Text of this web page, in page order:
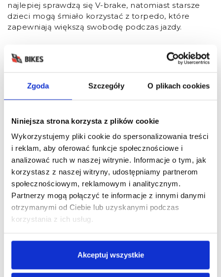
Zgoda Szczegóły O plikach cookies
Niniejsza strona korzysta z plików cookie
Wykorzystujemy pliki cookie do spersonalizowania treści
i reklam, aby oferować funkcje społecznościowe i
analizować ruch w naszej witrynie. Informacje o tym, jak
korzystasz z naszej witryny, udostępniamy partnerom
społecznościowym, reklamowym i analitycznym.
Partnerzy mogą połączyć te informacje z innymi danymi
otrzymanymi od Ciebie lub uzyskanymi podczas
korzystania z ich usług.
Akceptuj wszystkie
najlepiej sprawdzą się V-brake, natomiast starsze
dzieci mogą śmiało korzystać z torpedo, które
zapewniają większą swobodę podczas jazdy.
Jak wybrać przerzutki i napęd?
o średnicy 21 cali to temat, który warto dobrze
przemyśleć. Na rynku znajdziemy zarówno proste
rozbudowane, oferujące nawet 21 biegów. Dla
zdecydowanie lepiej sprawdzą się rowery z
prostszymi przerzutkami – ułatwiają one
pokonywanie wzniesień i dostosowanie jazdy do
warunków na trasie.
Nie bez znaczenia jest jakość osprzętu. Marki takie
jakShimanogwarantują precyzyjną zmianę biegów
i wysoką trwałość. Z koleiKROSSproponuje
napędy, które pozwalają na płynne przechodzenie
doświadczenie, warto rozważyć systemy z większą
liczbą przełożeń, które umożliwią lepsze
dopasowanie roweru do indywidualnych potrzeb i
stylu jazdy.